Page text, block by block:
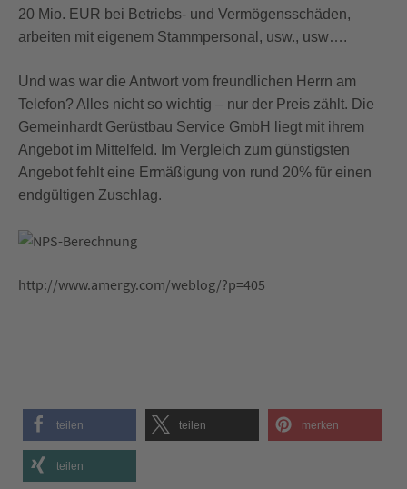
20 Mio. EUR bei Betriebs- und Vermögensschäden,
arbeiten mit eigenem Stammpersonal, usw., usw….
Und was war die Antwort vom freundlichen Herrn am
Telefon? Alles nicht so wichtig – nur der Preis zählt. Die
Gemeinhardt Gerüstbau Service GmbH liegt mit ihrem
Angebot im Mittelfeld. Im Vergleich zum günstigsten
Angebot fehlt eine Ermäßigung von rund 20% für einen
endgültigen Zuschlag.
http://www.amergy.com/weblog/?p=405
teilen teilen merken
teilen